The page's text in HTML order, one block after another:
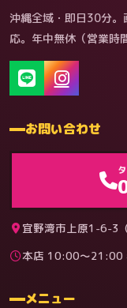
料金
沖縄全域・即日30分。
応。年中無休（営業時
お問い合わせ
宜野湾市上原1-6-3
本店 10:00〜21:00
メニュー